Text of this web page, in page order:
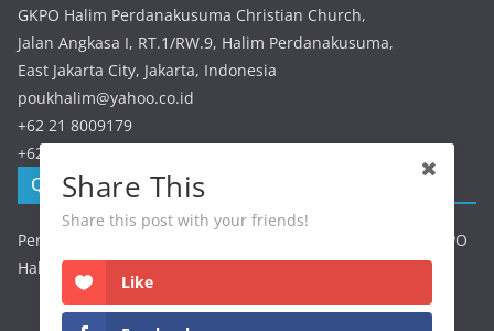
GKPO Halim Perdanakusuma Christian Church,
Jalan Angkasa I, RT.1/RW.9, Halim Perdanakusuma,
East Jakarta City, Jakarta, Indonesia
poukhalim@yahoo.co.id
+62 21 8009179
+62 21 8009179
QRIS GKPO Halim
Persembahan / Perpuluhan dapat discan melalui QRIS GKPO
Halim
Share This
Share this post with your friends!
Like